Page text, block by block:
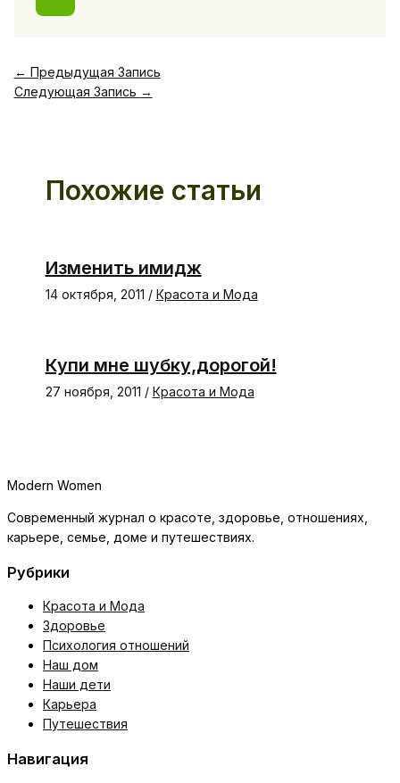
← Предыдущая Запись
Следующая Запись →
Похожие статьи
Изменить имидж
14 октября, 2011 / Красота и Мода
Купи мне шубку,дорогой!
27 ноября, 2011 / Красота и Мода
Modern Women
Современный журнал о красоте, здоровье, отношениях,
карьере, семье, доме и путешествиях.
Рубрики
Красота и Мода
Здоровье
Психология отношений
Наш дом
Наши дети
Карьера
Путешествия
Навигация